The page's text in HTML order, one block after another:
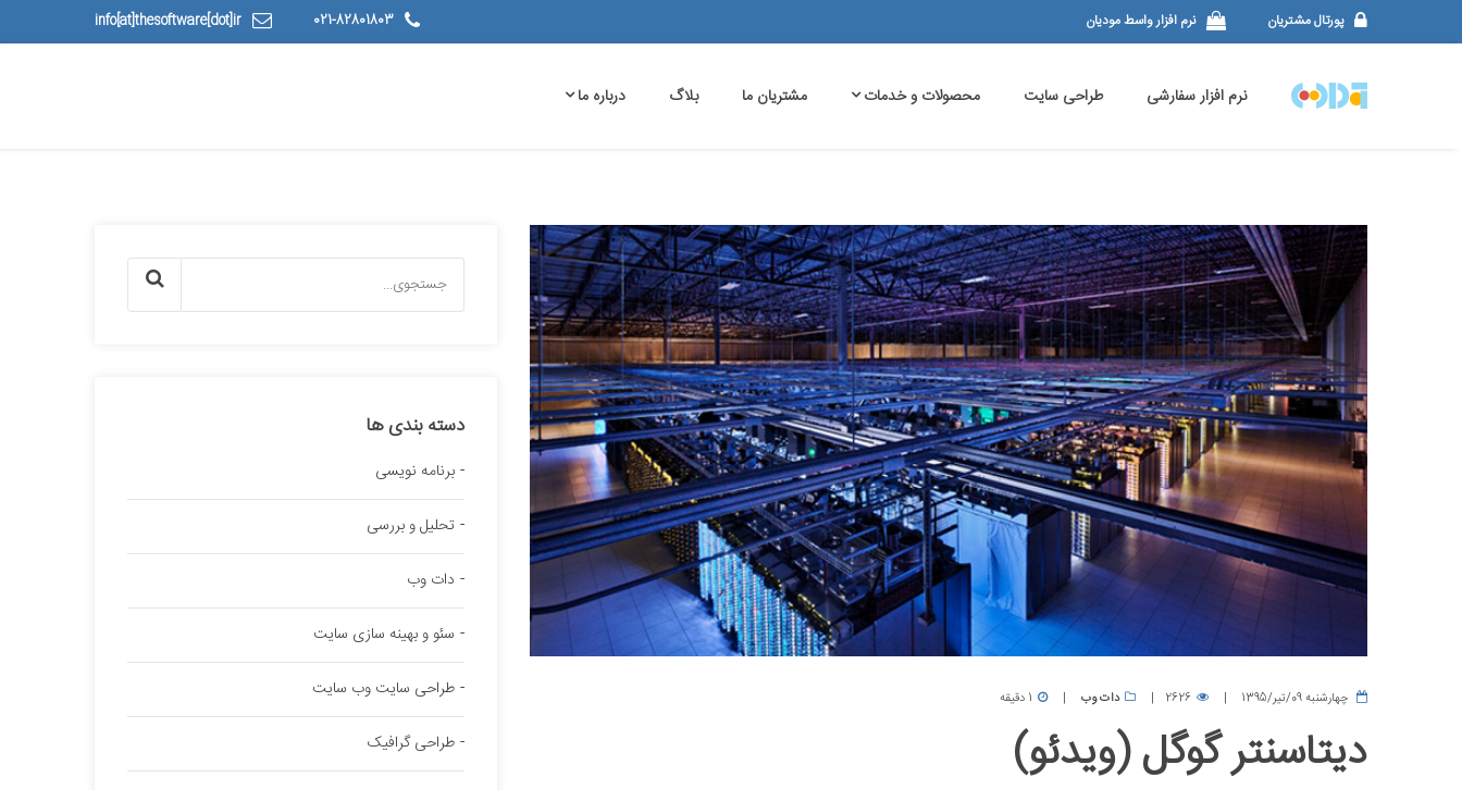
پورتال مشتریان نرم افزار واسط مودیان 021-82801803
info[at]thesoftware[dot]ir
نرم افزار سفارشی طراحی سایت محصولات و خدمات مشتریان ما بلاگ درباره ما
چهارشنبه 09/تیر/1395 2626 دات وب 1 دقیقه
دیتاسنتر گوگل (ویدئو)
دسته بندی ها
برنامه نویسی
تحلیل و بررسی
دات وب
سئو و بهینه سازی سایت
طراحی سایت وب سایت
طراحی گرافیک